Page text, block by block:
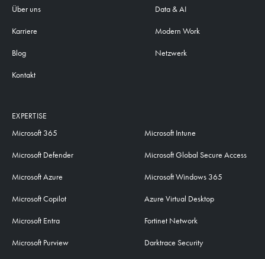
Über uns
Karriere
Blog
Kontakt
Data & AI
Modern Work
Netzwerk
EXPERTISE
Microsoft 365
Microsoft Defender
Microsoft Azure
Microsoft Copilot
Microsoft Entra
Microsoft Purview
Microsoft Intune
Microsoft Global Secure Access
Microsoft Windows 365
Azure Virtual Desktop
Fortinet Network
Darktrace Security